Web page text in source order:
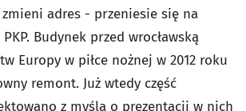
zmieni adres - przeniesie się na
PKP. Budynek przed wrocławską
Europy w piłce nożnej w 2012 roku
remont. Już wtedy część
z myślą o prezentacji w nich